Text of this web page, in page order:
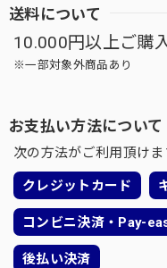
送料について
10.000円以上ご購
※一部対象外商品あり
お支払い方法について
次の方法がご利用頂けま
クレジットカード
コンビニ決済・Pay-
後払い決済